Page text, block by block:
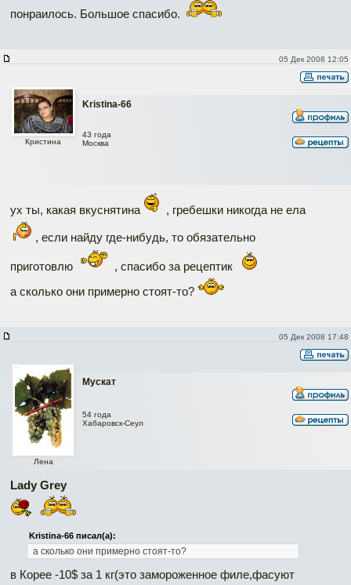
понраилось. Большое спасибо.
05 Дек 2008 12:05
Kristina-66
Кристина
43 года
Москва
ух ты, какая вкуснятина , гребешки никогда не ела
, если найду где-нибудь, то обязательно
приготовлю
, спасибо за рецептик
а сколько они примерно стоят-то?
05 Дек 2008 17:48
Мускат
Лена
54 года
Хабаровск-Сеул
Lady Grey
Kristina-66 писал(а):
а сколько они примерно стоят-то?
в Корее -10$ за 1 кг(это замороженное филе,фасуют